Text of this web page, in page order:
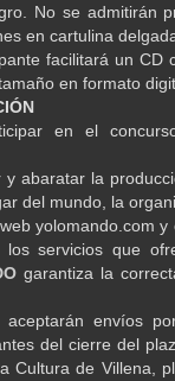
No se admitirán
en cartulina
facilitará un CD
en formato
en el
y abaratar la
del mundo, la
yolomando.com
servicios que
garantiza la
aceptarán envíos
del cierre del
Cultura de Villena,